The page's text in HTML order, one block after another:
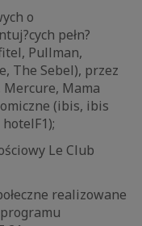
o
pełn?
Pullman,
The Sebel), przez
Mama
(ibis, ibis
Le Club
realizowane